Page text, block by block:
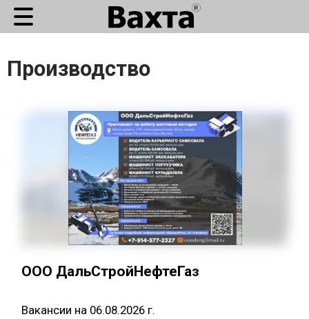
Производство
ООО ДальСтройНефтеГаз
Вакансии на 06.08.2026 г.